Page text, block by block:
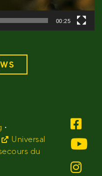
00:25
•
Universal
du